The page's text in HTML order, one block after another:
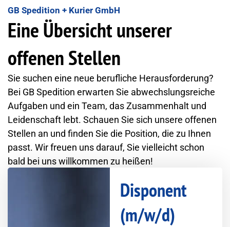
GB Spedition + Kurier GmbH
Eine Übersicht unserer
offenen Stellen
Sie suchen eine neue berufliche Herausforderung?
Bei GB Spedition erwarten Sie abwechslungsreiche
Aufgaben und ein Team, das Zusammenhalt und
Leidenschaft lebt. Schauen Sie sich unsere offenen
Stellen an und finden Sie die Position, die zu Ihnen
passt. Wir freuen uns darauf, Sie vielleicht schon
bald bei uns willkommen zu heißen!
Disponent
(m/w/d)